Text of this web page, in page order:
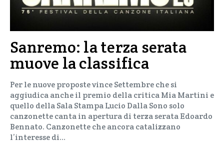
Sanremo: la terza serata
muove la classifica
Per le nuove proposte vince Settembre che si
aggiudica anche il premio della critica Mia Martini e
quello della Sala Stampa Lucio Dalla Sono solo
canzonette canta in apertura di terza serata Edoardo
Bennato. Canzonette che ancora catalizzano
l’interesse di…